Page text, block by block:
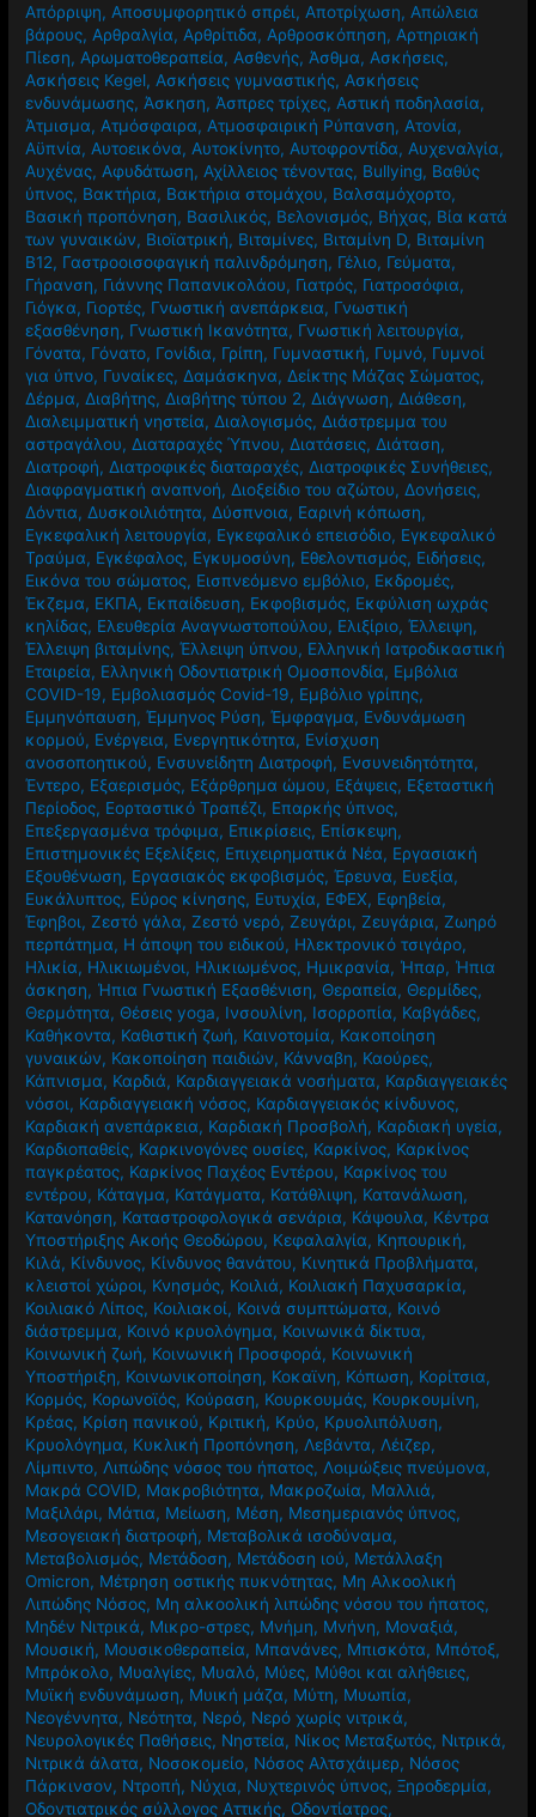
Απόρριψη, Αποσυμφορητικό σπρέι, Αποτρίχωση, Απώλεια
βάρους, Αρθραλγία, Αρθρίτιδα, Αρθροσκόπηση, Αρτηριακή
Πίεση, Αρωματοθεραπεία, Ασθενής, Άσθμα, Ασκήσεις,
Ασκήσεις Kegel, Ασκήσεις γυμναστικής, Ασκήσεις
ενδυνάμωσης, Άσκηση, Άσπρες τρίχες, Αστική ποδηλασία,
Άτμισμα, Ατμόσφαιρα, Ατμοσφαιρική Ρύπανση, Ατονία,
Αϋπνία, Αυτοεικόνα, Αυτοκίνητο, Αυτοφροντίδα, Αυχεναλγία,
Αυχένας, Αφυδάτωση, Αχίλλειος τένοντας, Βullying, Βαθύς
ύπνος, Βακτήρια, Βακτήρια στομάχου, Βαλσαμόχορτο,
Βασική προπόνηση, Βασιλικός, Βελονισμός, Βήχας, Βία κατά
των γυναικών, Βιοϊατρική, Βιταμίνες, Βιταμίνη D, Βιταμίνη
Β12, Γαστροοισοφαγική παλινδρόμηση, Γέλιο, Γεύματα,
Γήρανση, Γιάννης Παπανικολάου, Γιατρός, Γιατροσόφια,
Γιόγκα, Γιορτές, Γνωστική ανεπάρκεια, Γνωστική
εξασθένηση, Γνωστική Ικανότητα, Γνωστική λειτουργία,
Γόνατα, Γόνατο, Γονίδια, Γρίπη, Γυμναστική, Γυμνό, Γυμνοί
για ύπνο, Γυναίκες, Δαμάσκηνα, Δείκτης Μάζας Σώματος,
Δέρμα, Διαβήτης, Διαβήτης τύπου 2, Διάγνωση, Διάθεση,
Διαλειμματική νηστεία, Διαλογισμός, Διάστρεμμα του
αστραγάλου, Διαταραχές Ύπνου, Διατάσεις, Διάταση,
Διατροφή, Διατροφικές διαταραχές, Διατροφικές Συνήθειες,
Διαφραγματική αναπνοή, Διοξείδιο του αζώτου, Δονήσεις,
Δόντια, Δυσκοιλιότητα, Δύσπνοια, Εαρινή κόπωση,
Εγκεφαλική λειτουργία, Εγκεφαλικό επεισόδιο, Εγκεφαλικό
Τραύμα, Εγκέφαλος, Εγκυμοσύνη, Εθελοντισμός, Ειδήσεις,
Εικόνα του σώματος, Εισπνεόμενο εμβόλιο, Εκδρομές,
Έκζεμα, ΕΚΠΑ, Εκπαίδευση, Εκφοβισμός, Εκφύλιση ωχράς
κηλίδας, Ελευθερία Αναγνωστοπούλου, Ελιξίριο,Έλλειψη,
Έλλειψη βιταμίνης,Έλλειψη ύπνου, Ελληνική Ιατροδικαστική
Εταιρεία, Ελληνική Οδοντιατρική Ομοσπονδία, Εμβόλια
COVID-19, Εμβολιασμός Covid-19, Εμβόλιο γρίπης,
Εμμηνόπαυση,Έμμηνος Ρύση,Έμφραγμα, Ενδυνάμωση
κορμού, Ενέργεια, Ενεργητικότητα, Ενίσχυση
ανοσοποητικού, Ενσυνείδητη Διατροφή, Ενσυνειδητότητα,
Έντερο, Εξαερισμός, Εξάρθρημα ώμου, Εξάψεις, Εξεταστική
Περίοδος, Εορταστικό Τραπέζι, Επαρκής ύπνος,
Επεξεργασμένα τρόφιμα, Επικρίσεις, Επίσκεψη,
Επιστημονικές Εξελίξεις, Επιχειρηματικά Νέα, Εργασιακή
Εξουθένωση, Εργασιακός εκφοβισμός,Έρευνα, Ευεξία,
Ευκάλυπτος, Εύρος κίνησης, Ευτυχία, ΕΦΕΧ, Εφηβεία,
Έφηβοι,Ζεστό γάλα,Ζεστό νερό,Ζευγάρι,Ζευγάρια,Ζωηρό
περπάτημα, Η άποψη του ειδικού, Ηλεκτρονικό τσιγάρο,
Ηλικία, Ηλικιωμένοι, Ηλικιωμένος, Ημικρανία, Ήπαρ, Ήπια
άσκηση, Ήπια Γνωστική Εξασθένιση, Θεραπεία, Θερμίδες,
Θερμότητα, Θέσεις yoga, Ινσουλίνη, Ισορροπία, Καβγάδες,
Καθήκοντα, Καθιστική ζωή, Καινοτομία, Κακοποίηση
γυναικών, Κακοποίηση παιδιών, Κάνναβη, Καούρες,
Κάπνισμα, Καρδιά, Καρδιαγγειακά νοσήματα, Καρδιαγγειακές
νόσοι, Καρδιαγγειακή νόσος, Καρδιαγγειακός κίνδυνος,
Καρδιακή ανεπάρκεια, Καρδιακή Προσβολή, Καρδιακή υγεία,
Καρδιοπαθείς, Καρκινογόνες ουσίες, Καρκίνος, Καρκίνος
παγκρέατος, Καρκίνος Παχέος Εντέρου, Καρκίνος του
εντέρου, Κάταγμα, Κατάγματα, Κατάθλιψη, Κατανάλωση,
Κατανόηση, Καταστροφολογικά σενάρια, Κάψουλα, Κέντρα
Υποστήριξης Ακοής Θεοδώρου, Κεφαλαλγία, Κηπουρική,
Κιλά, Κίνδυνος, Κίνδυνος θανάτου, Κινητικά Προβλήματα,
κλειστοί χώροι, Κνησμός, Κοιλιά, Κοιλιακή Παχυσαρκία,
Κοιλιακό Λίπος, Κοιλιακοί, Κοινά συμπτώματα, Κοινό
διάστρεμμα, Κοινό κρυολόγημα, Κοινωνικά δίκτυα,
Κοινωνική ζωή, Κοινωνική Προσφορά, Κοινωνική
Υποστήριξη, Κοινωνικοποίηση, Κοκαϊνη, Κόπωση, Κορίτσια,
Κορμός, Κορωνοϊός, Κούραση, Κουρκουμάς, Κουρκουμίνη,
Κρέας, Κρίση πανικού, Κριτική, Κρύο, Κρυολιπόλυση,
Κρυολόγημα, Κυκλική Προπόνηση, Λεβάντα, Λέιζερ,
Λίμπιντο, Λιπώδης νόσος του ήπατος, Λοιμώξεις πνεύμονα,
Μακρά COVID, Μακροβιότητα, Μακροζωία, Μαλλιά,
Μαξιλάρι, Μάτια, Μείωση, Μέση, Μεσημεριανός ύπνος,
Μεσογειακή διατροφή, Μεταβολικά ισοδύναμα,
Μεταβολισμός, Μετάδοση, Μετάδοση ιού, Μετάλλαξη
Omicron, Μέτρηση οστικής πυκνότητας, Μη Αλκοολική
Λιπώδης Νόσος, Μη αλκοολική λιπώδης νόσου του ήπατος,
Μηδέν Νιτρικά, Μικρο-στρες, Μνήμη, Μνήνη, Μοναξιά,
Μουσική, Μουσικοθεραπεία, Μπανάνες, Μπισκότα, Μπότοξ,
Μπρόκολο, Μυαλγίες, Μυαλό, Μύες, Μύθοι και αλήθειες,
Μυϊκή ενδυνάμωση, Μυική μάζα, Μύτη, Μυωπία,
Νεογέννητα, Νεότητα, Νερό, Νερό χωρίς νιτρικά,
Νευρολογικές Παθήσεις, Νηστεία, Νίκος Μεταξωτός, Νιτρικά,
Νιτρικά άλατα, Νοσοκομείο, Νόσος Αλτσχάιμερ, Νόσος
Πάρκινσον, Ντροπή, Νύχια, Νυχτερινός ύπνος,Ξηροδερμία,
Οδοντιατρικός σύλλογος Αττικής, Οδοντίατρος,